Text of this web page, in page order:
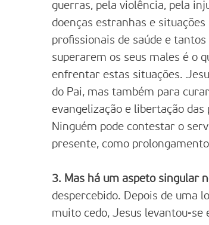
guerras, pela violência, pela
doenças estranhas e
profissionais de saúde e
superarem os seus males é o
enfrentar estas situações.
do Pai, mas também para
evangelização e libertação
Ninguém pode contestar o
presente, como
3. Mas há um aspeto singular
despercebido. Depois de uma
muito cedo, Jesus levantou-se